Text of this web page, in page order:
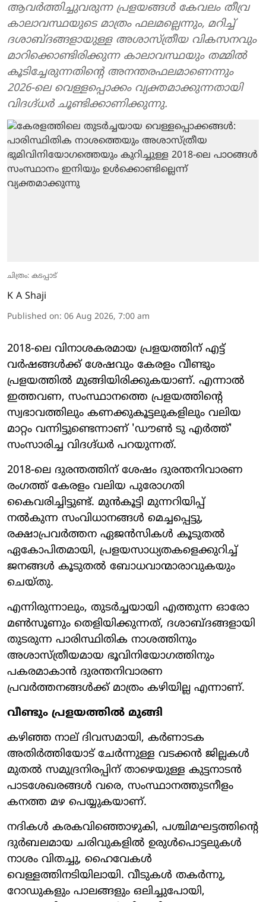
ആവർത്തിച്ചുവരുന്ന പ്രളയങ്ങൾ കേവലം തീവ്ര
കാലാവസ്ഥയുടെ മാത്രം ഫലമല്ലെന്നും, മറിച്ച്
ദശാബ്ദങ്ങളായുള്ള അശാസ്ത്രീയ വികസനവും
മാറിക്കൊണ്ടിരിക്കുന്ന കാലാവസ്ഥയും തമ്മിൽ
കൂടിച്ചേരുന്നതിന്റെ അനന്തരഫലമാണെന്നും
2026-ലെ വെള്ളപ്പൊക്കം വ്യക്തമാക്കുന്നതായി
വിദഗ്ദ്ധർ ചൂണ്ടിക്കാണിക്കുന്നു.
ചിത്രം: കടപ്പാട്
K A Shaji
Published on: 06 Aug 2026, 7:00 am
2018-ലെ വിനാശകരമായ പ്രളയത്തിന് എട്ട്
വർഷങ്ങൾക്ക് ശേഷവും കേരളം വീണ്ടും
പ്രളയത്തിൽ മുങ്ങിയിരിക്കുകയാണ്. എന്നാൽ
ഇത്തവണ, സംസ്ഥാനത്തെ പ്രളയത്തിന്റെ
സ്വഭാവത്തിലും കണക്കുകൂട്ടലുകളിലും വലിയ
മാറ്റം വന്നിട്ടുണ്ടെന്നാണ് 'ഡൗൺ ടു എർത്ത്'
സംസാരിച്ച വിദഗ്ദ്ധർ പറയുന്നത്.
2018-ലെ ദുരന്തത്തിന് ശേഷം ദുരന്തനിവാരണ
രംഗത്ത് കേരളം വലിയ പുരോഗതി
കൈവരിച്ചിട്ടുണ്ട്. മുൻകൂട്ടി മുന്നറിയിപ്പ്
നൽകുന്ന സംവിധാനങ്ങൾ മെച്ചപ്പെട്ടു,
രക്ഷാപ്രവർത്തന ഏജൻസികൾ കൂടുതൽ
ഏകോപിതമായി, പ്രളയസാധ്യതകളെക്കുറിച്ച്
ജനങ്ങൾ കൂടുതൽ ബോധവാന്മാരാവുകയും
ചെയ്തു.
എന്നിരുന്നാലും, തുടർച്ചയായി എത്തുന്ന ഓരോ
മൺസൂണും തെളിയിക്കുന്നത്, ദശാബ്ദങ്ങളായി
തുടരുന്ന പാരിസ്ഥിതിക നാശത്തിനും
അശാസ്ത്രീയമായ ഭൂവിനിയോഗത്തിനും
പകരമാകാൻ ദുരന്തനിവാരണ
പ്രവർത്തനങ്ങൾക്ക് മാത്രം കഴിയില്ല എന്നാണ്.
വീണ്ടും പ്രളയത്തിൽ മുങ്ങി
കഴിഞ്ഞ നാല് ദിവസമായി, കർണാടക
അതിർത്തിയോട് ചേർന്നുള്ള വടക്കൻ ജില്ലകൾ
മുതൽ സമുദ്രനിരപ്പിന് താഴെയുള്ള കുട്ടനാടൻ
പാടശേഖരങ്ങൾ വരെ, സംസ്ഥാനത്തുടനീളം
കനത്ത മഴ പെയ്യുകയാണ്.
നദികൾ കരകവിഞ്ഞൊഴുകി, പശ്ചിമഘട്ടത്തിന്റെ
ദുർബലമായ ചരിവുകളിൽ ഉരുൾപൊട്ടലുകൾ
നാശം വിതച്ചു, ഹൈവേകൾ
വെള്ളത്തിനടിയിലായി. വീടുകൾ തകർന്നു,
റോഡുകളും പാലങ്ങളും ഒലിച്ചുപോയി,